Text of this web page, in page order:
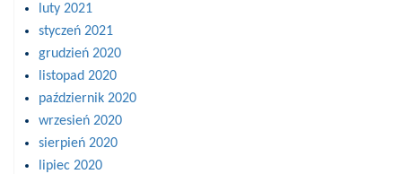
luty 2021
styczeń 2021
grudzień 2020
listopad 2020
październik 2020
wrzesień 2020
sierpień 2020
lipiec 2020